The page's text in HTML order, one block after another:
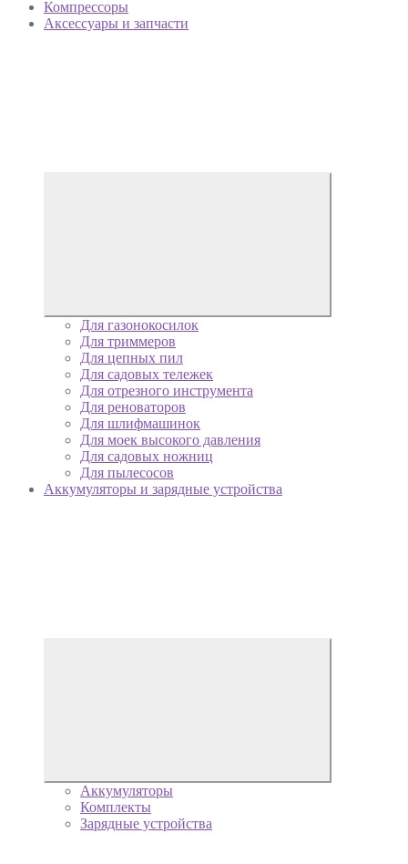
Компрессоры
Аксессуары и запчасти
Для газонокосилок
Для триммеров
Для цепных пил
Для садовых тележек
Для отрезного инструмента
Для реноваторов
Для шлифмашинок
Для моек высокого давления
Для садовых ножниц
Для пылесосов
Аккумуляторы и зарядные устройства
Аккумуляторы
Комплекты
Зарядные устройства